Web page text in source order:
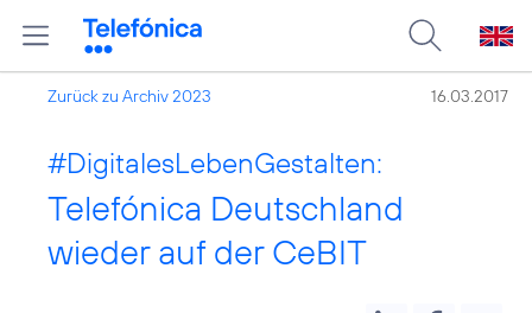
Zurück zu Archiv 2023 16.03.2017
#DigitalesLebenGestalten:
Telefónica Deutschland
wieder auf der CeBIT